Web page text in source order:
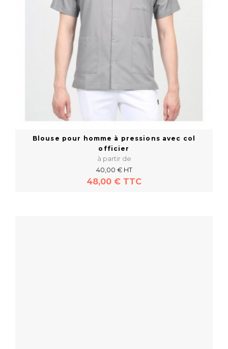
Blouse pour homme à pressions avec col
officier
à partir de
40,00 € HT
48,00 € TTC